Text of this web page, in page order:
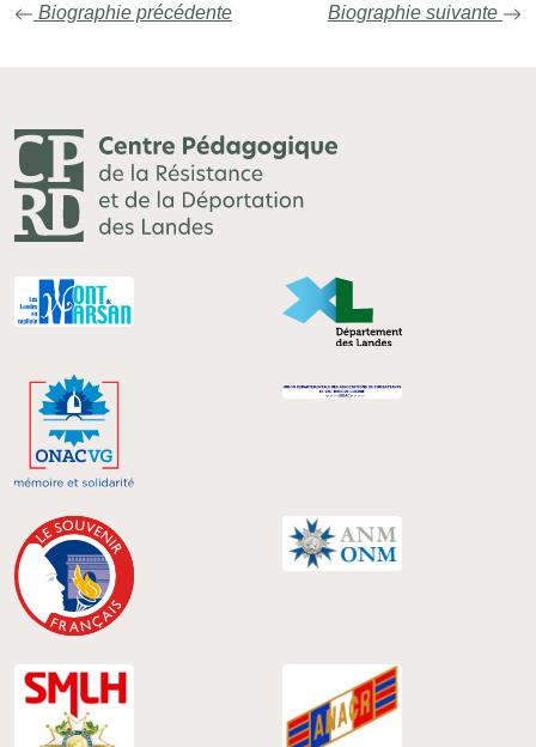
Biographie précédente Biographie suivante